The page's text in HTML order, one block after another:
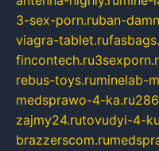
3-sex-porn.ruban-
viagra-tablet.ru
fincontech.ru
rebus-toys.ruminelab-
medsprawo-4-ka.ru
zajmy24.rutovudyi-4-
brazzerscom.ru